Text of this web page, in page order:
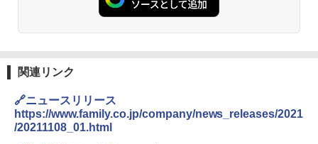
関連リンク
🔗ニュースリリース
https://www.family.co.jp/company/news_releases/2021
/20211108_01.html